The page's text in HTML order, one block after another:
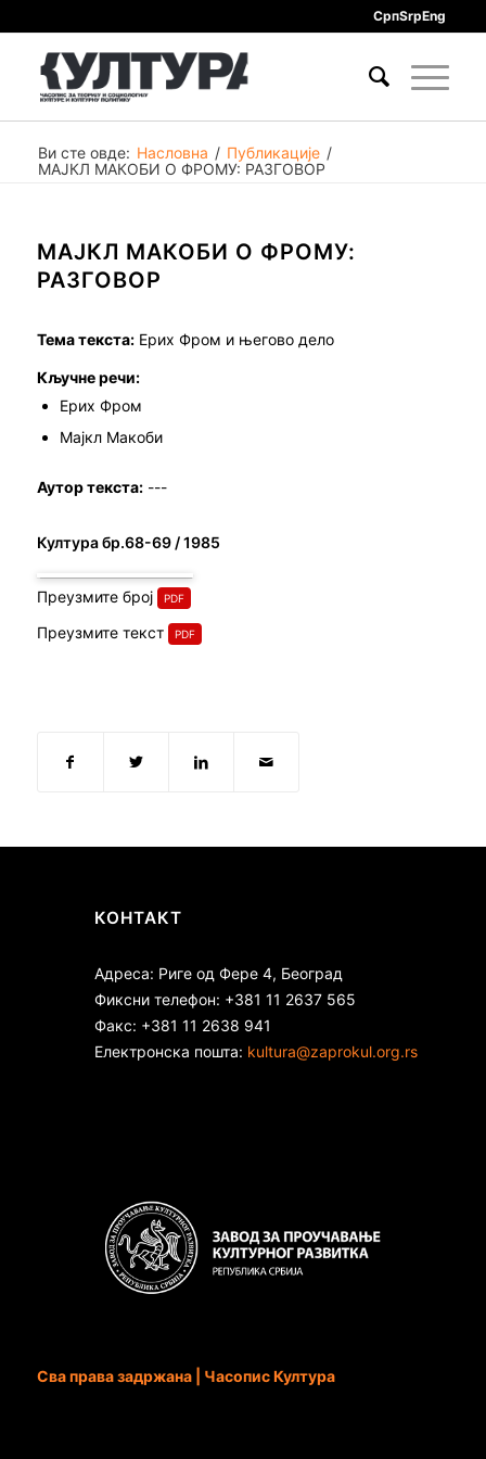
СрпSrpEng
Ви сте овде: Насловна / Публикације /
МАЈКЛ МАКОБИ О ФРОМУ: РАЗГОВОР
МАЈКЛ МАКОБИ О ФРОМУ:
РАЗГОВОР
Тема текста:Ерих Фром и његово дело
Кључне речи:
Ерих Фром
Мајкл Макоби
Аутор текста:---
Култура бр.68-69 / 1985
Преузмите број
Преузмите текст
КОНТАКТ
Адреса: Риге од Фере 4, Београд
Фиксни телефон: +381 11 2637 565
Факс: +381 11 2638 941
Електронска пошта: kultura@zaprokul.org.rs
Сва права задржана | Часопис Култура